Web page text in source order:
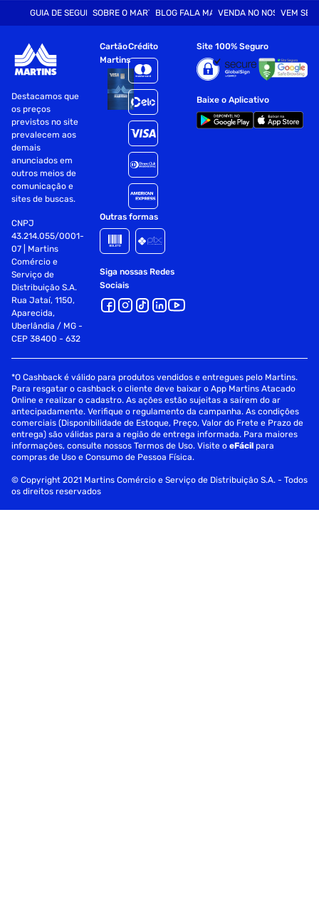
GUIA DE SEGURANÇASOBRE O MARTINSBLOG FALA MARTVENDA NO NOSSO SITE
VEM SER
Destacamos que
os preços
previstos no site
prevalecem aos
demais
anunciados em
outros meios de
comunicação e
sites de buscas.
CNPJ
43.214.055/0001-
07 | Martins
Comércio e
Serviço de
Distribuição S.A.
Rua Jataí, 1150,
Aparecida,
Uberlândia / MG -
CEP 38400 - 632
Cartão
Martins
Crédito
Outras formas
Siga nossas Redes
Sociais
Site 100% Seguro
Baixe o Aplicativo
*O Cashback é válido para produtos vendidos e entregues pelo Martins.
Para resgatar o cashback o cliente deve baixar o App Martins Atacado
Online e realizar o cadastro. As ações estão sujeitas a saírem do ar
antecipadamente. Verifique o regulamento da campanha. As condições
comerciais (Disponibilidade de Estoque, Preço, Valor do Frete e Prazo de
entrega) são válidas para a região de entrega informada. Para maiores
informações, consulte nossos Termos de Uso. Visite oeFácil para
compras de Uso e Consumo de Pessoa Física.
© Copyright 2021 Martins Comércio e Serviço de Distribuição S.A. - Todos
os direitos reservados